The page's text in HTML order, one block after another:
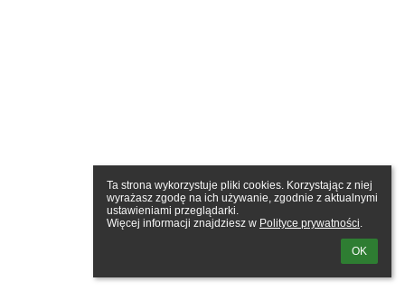
Ta strona wykorzystuje pliki cookies. Korzystając z niej
wyrażasz zgodę na ich używanie, zgodnie z aktualnymi
ustawieniami przeglądarki.
Więcej informacji znajdziesz w Polityce prywatności.
OK